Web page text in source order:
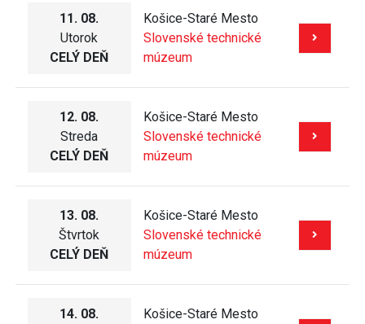
11. 08.
Utorok
CELÝ DEŇ
Košice-Staré Mesto
Slovenské technické
múzeum
12. 08.
Streda
CELÝ DEŇ
Košice-Staré Mesto
Slovenské technické
múzeum
13. 08.
Štvrtok
CELÝ DEŇ
Košice-Staré Mesto
Slovenské technické
múzeum
14. 08.
Košice-Staré Mesto